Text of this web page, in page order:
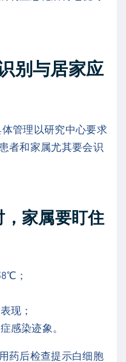
别与居家应
管理以研究中心要求
者和家属尤其要会识
家属要盯住
；
现；
感染迹象。
药后检查提示白细胞